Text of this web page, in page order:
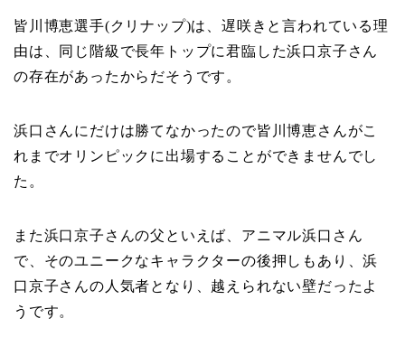
皆川博恵選手(クリナップ)は、遅咲きと言われている理
由は、同じ階級で長年トップに君臨した浜口京子さん
の存在があったからだそうです。
浜口さんにだけは勝てなかったので皆川博恵さんがこ
れまでオリンピックに出場することができませんでし
た。
また浜口京子さんの父といえば、アニマル浜口さん
で、そのユニークなキャラクターの後押しもあり、浜
口京子さんの人気者となり、越えられない壁だったよ
うです。